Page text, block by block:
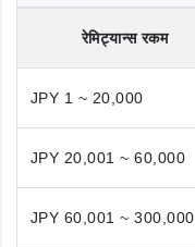
रेमिट्यान्स रकम
JPY 1 ~ 20,000
JPY 20,001 ~ 60,000
JPY 60,001 ~ 300,000